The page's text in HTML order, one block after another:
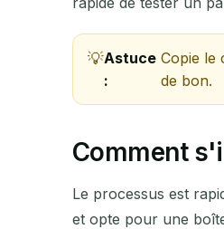
Astuce
:
Copie le
de bon.
Comment
Le processus est
et opte pour une